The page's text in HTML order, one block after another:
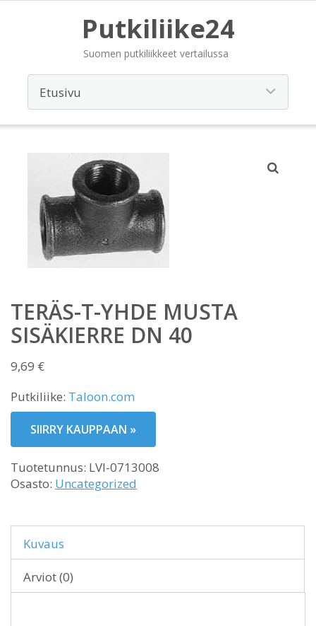
Putkiliike24
Suomen putkiliikkeet vertailussa
TERÄS-T-YHDE MUSTA
SISÄKIERRE DN 40
9,69 €
Putkiliike: Taloon.com
SIIRRY KAUPPAAN »
Tuotetunnus: LVI-0713008
Osasto: Uncategorized
Kuvaus
Arviot (0)